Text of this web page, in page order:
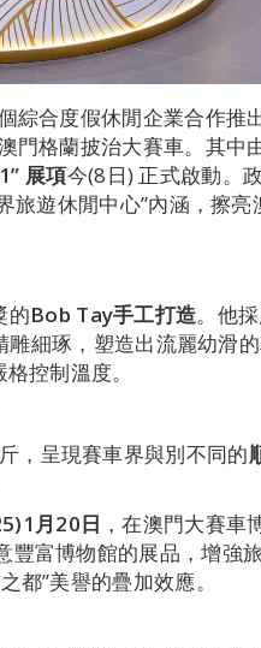
綜合度假休閒企業合作推
門格蘭披治大賽車。其中
展項今(8日) 正式啟動。
旅遊休閒中心”內涵，擦亮
的Bob Tay手工打造。他
細琢，塑造出流麗幼滑
控制溫度。
，呈現賽車界與別不同的
月20日 ，在澳門大賽車
豐富博物館的展品，增強
都”美譽的疊加效應。